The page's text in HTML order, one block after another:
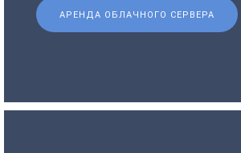
АРЕНДА ОБЛАЧНОГО СЕРВЕРА